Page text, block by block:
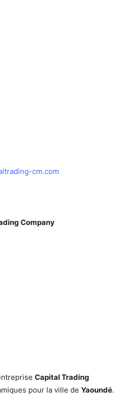
cm.com
Company
Capital Trading
pour la ville de Yaoundé.